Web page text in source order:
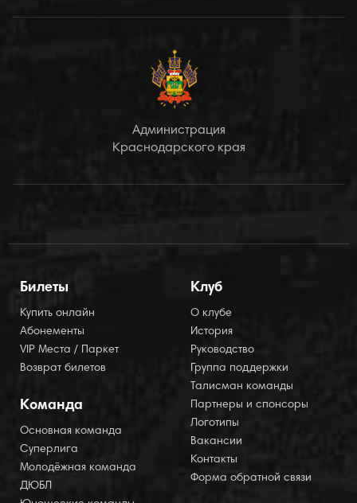
Администрация
Краснодарского края
Билеты
Купить онлайн
Абонементы
VIP Места / Паркет
Возврат билетов
Команда
Основная команда
Суперлига
Молодёжная команда
ДЮБЛ
Клуб
О клубе
История
Руководство
Группа поддержки
Талисман команды
Партнеры и спонсоры
Логотипы
Вакансии
Контакты
Форма обратной связи